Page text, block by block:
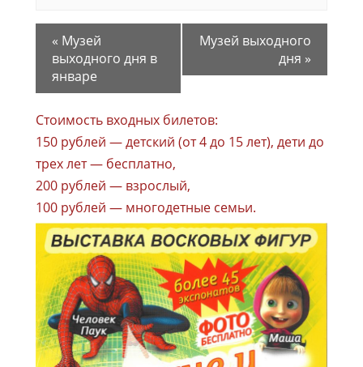
« Музей
выходного дня в
январе
Музей выходного
дня »
Стоимость входных билетов:
150 рублей — детский (от 4 до 15 лет), дети до
трех лет — бесплатно,
200 рублей — взрослый,
100 рублей — многодетные семьи.